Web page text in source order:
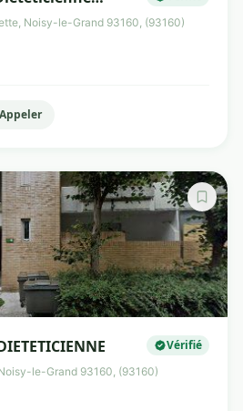
Noisy-le-Grand 93160, (93160)
Appeler
Vérifié
le-Grand 93160, (93160)